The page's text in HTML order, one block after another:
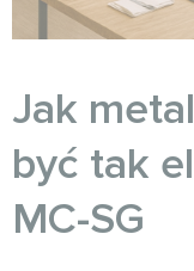
Jak
być tak
MC-SG